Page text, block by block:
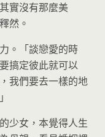
實沒有那麼美
然。
。「談戀愛的時
搞定彼此就可以
我們要去一樣的地
少女，本覺得人生